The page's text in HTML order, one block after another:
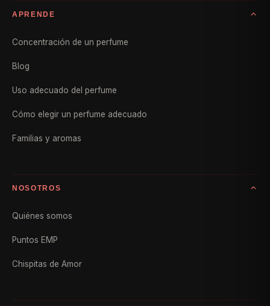
APRENDE
Concentración de un perfume
Blog
Uso adecuado del perfume
Cómo elegir un perfume adecuado
Familias y aromas
NOSOTROS
Quiénes somos
Puntos EMP
Chispitas de Amor